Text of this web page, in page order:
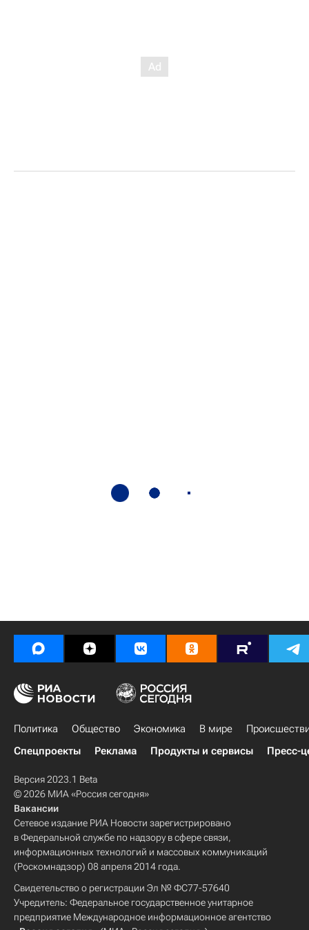
Политика Общество Экономика В мире
Спецпроекты
Реклама Продукты и сервисы Пресс-
Версия 2023.1 Beta
© 2026 МИА «Россия сегодня»
Вакансии
Сетевое издание РИА Новости зарегистрировано
в Федеральной службе по надзору в сфере связи,
информационных технологий и массовых коммуникаций
(Роскомнадзор) 08 апреля 2014 года.
Свидетельство о регистрации Эл № ФС77-57640
Учредитель: Федеральное государственное унитарное
предприятие Международное информационное агентство